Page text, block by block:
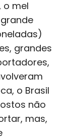
o mel
grandes
o Brasil
não
mas,